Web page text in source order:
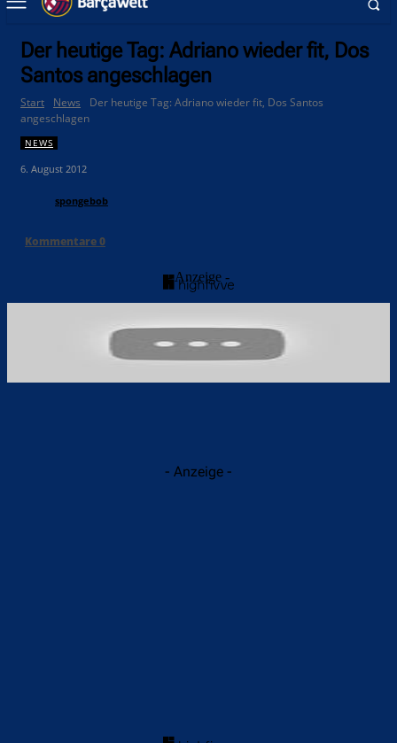
Der heutige Tag: Adriano wieder fit, Dos
Santos angeschlagen
Start News
Der heutige Tag: Adriano wieder fit, Dos Santos
angeschlagen
NEWS
6. August 2012
spongebob
Kommentare0
- Anzeige -
- Anzeige -